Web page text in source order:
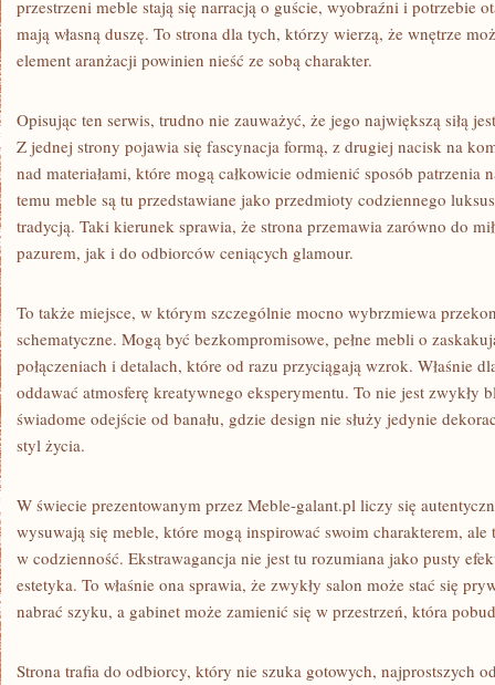
przestrzeni meble stają się narracją o guście, wyobraźni i potrzebie
mają własną duszę. To strona dla tych, którzy wierzą, że wnętrze
element aranżacji powinien nieść ze sobą charakter.
Opisując ten serwis, trudno nie zauważyć, że jego największą siłą
Z jednej strony pojawia się fascynacja formą, z drugiej nacisk na
nad materiałami, które mogą całkowicie odmienić sposób patrzenia
temu meble są tu przedstawiane jako przedmioty codziennego
tradycją. Taki kierunek sprawia, że strona przemawia zarówno do
pazurem, jak i do odbiorców ceniących glamour.
To także miejsce, w którym szczególnie mocno wybrzmiewa
schematyczne. Mogą być bezkompromisowe, pełne mebli o
połączeniach i detalach, które od razu przyciągają wzrok. Właśnie
oddawać atmosferę kreatywnego eksperymentu. To nie jest zwykły
świadome odejście od banału, gdzie design nie służy jedynie
styl życia.
W świecie prezentowanym przez Meble-galant.pl liczy się
wysuwają się meble, które mogą inspirować swoim charakterem,
w codzienność. Ekstrawagancja nie jest tu rozumiana jako pusty
estetyka. To właśnie ona sprawia, że zwykły salon może stać się
nabrać szyku, a gabinet może zamienić się w przestrzeń, która
Strona trafia do odbiorcy, który nie szuka gotowych, najprostszych